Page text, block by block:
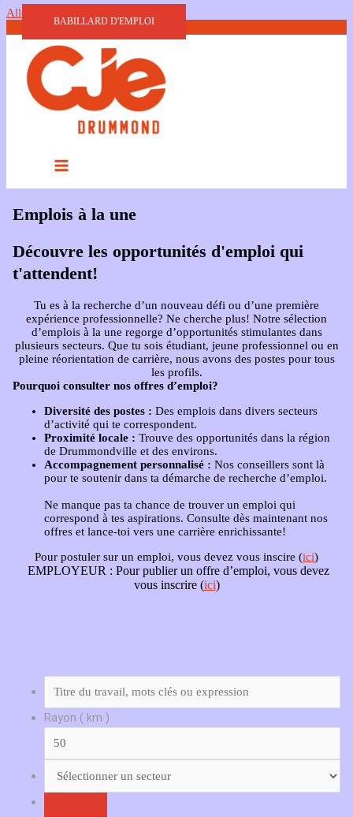
Aller au contenu
BABILLARD D'EMPLOI
Emplois à la une
Découvre les opportunités d'emploi qui
t'attendent!
Tu es à la recherche d’un nouveau défi ou d’une première
expérience professionnelle? Ne cherche plus! Notre sélection
d’emplois à la une regorge d’opportunités stimulantes dans
plusieurs secteurs. Que tu sois étudiant, jeune professionnel ou en
pleine réorientation de carrière, nous avons des postes pour tous
les profils.
Pourquoi consulter nos offres d’emploi?
Diversité des postes : Des emplois dans divers secteurs
d’activité qui te correspondent.
Proximité locale : Trouve des opportunités dans la région
de Drummondville et des environs.
Accompagnement personnalisé : Nos conseillers sont là
pour te soutenir dans ta démarche de recherche d’emploi.
Ne manque pas ta chance de trouver un emploi qui
correspond à tes aspirations. Consulte dès maintenant nos
offres et lance-toi vers une carrière enrichissante!
Pour postuler sur un emploi, vous devez vous inscire (ici)
EMPLOYEUR : Pour publier un offre d’emploi, vous devez
vous inscrire (ici)
Rayon ( km )